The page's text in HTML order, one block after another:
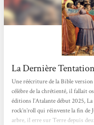
La Dernière
Une réécriture de la Bible
célèbre de la chrétienté, il fallait
éditions l’Atalante début 2025,
rock’n’roll qui réinvente la fin de
arbre, il erre sur Terre depuis